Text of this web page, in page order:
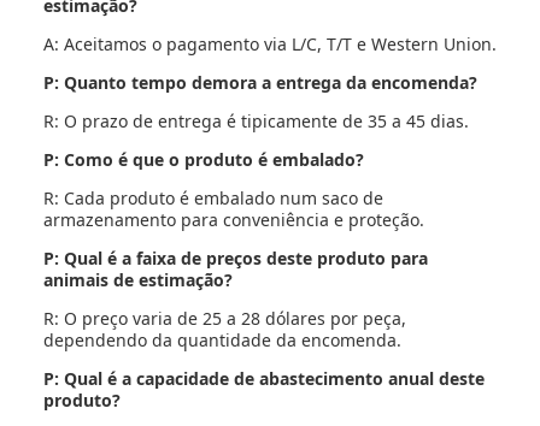
estimação?
A: Aceitamos o pagamento via L/C, T/T e Western Union.
P: Quanto tempo demora a entrega da encomenda?
R: O prazo de entrega é tipicamente de 35 a 45 dias.
P: Como é que o produto é embalado?
R: Cada produto é embalado num saco de
armazenamento para conveniência e proteção.
P: Qual é a faixa de preços deste produto para
animais de estimação?
R: O preço varia de 25 a 28 dólares por peça,
dependendo da quantidade da encomenda.
P: Qual é a capacidade de abastecimento anual deste
produto?